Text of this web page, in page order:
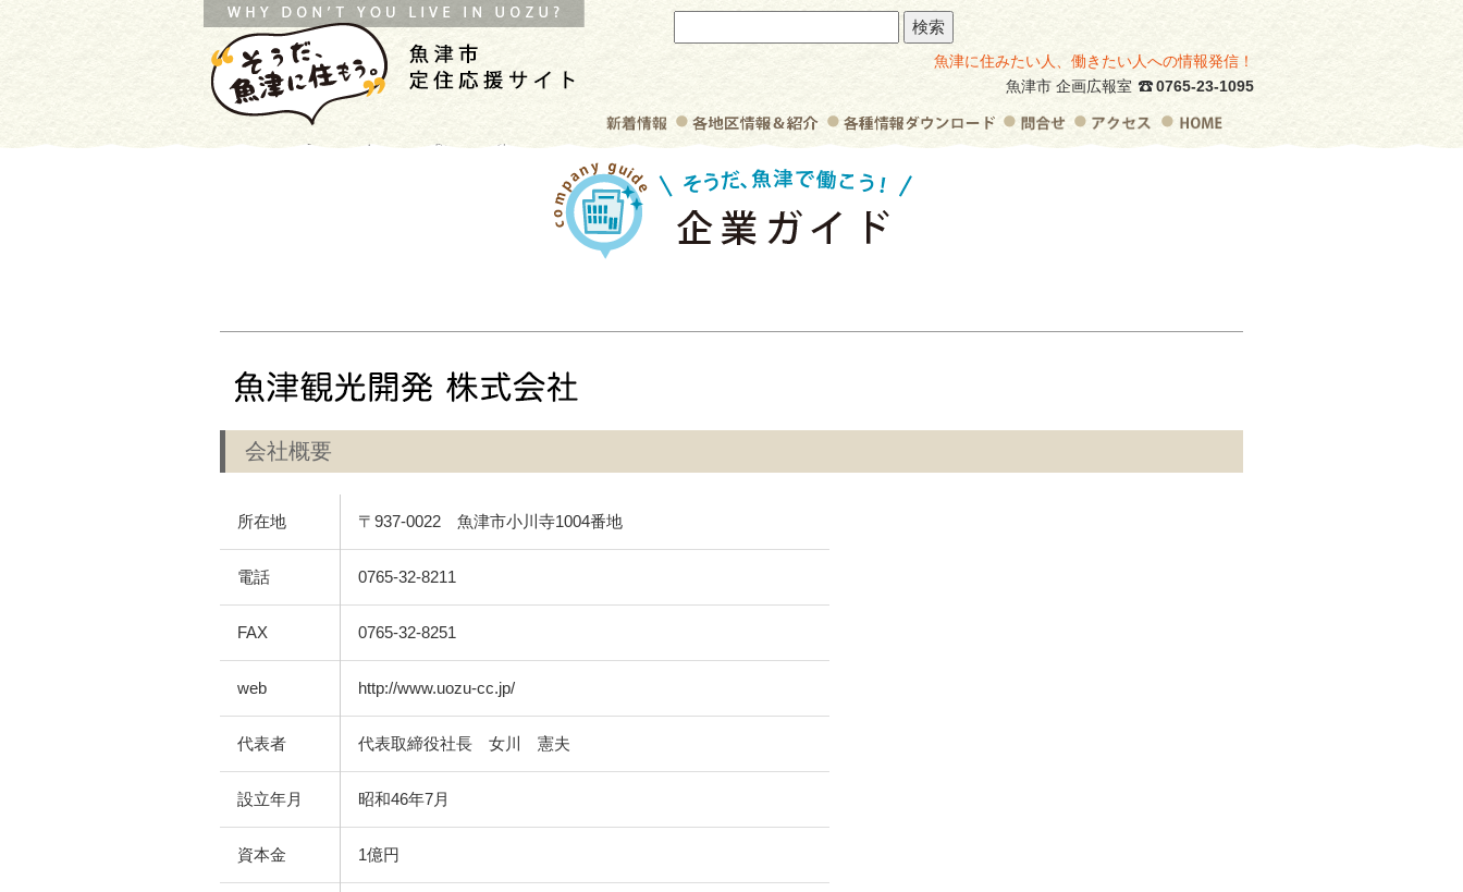
魚津に住みたい人、働きたい人への情報発信！
魚津市 企画広報室
0765-23-1095
会社概要
所在地 〒937-0022 魚津市小川寺1004番地
電話 0765‐32‐8211
FAX 0765‐32‐8251
web http://www.uozu-cc.jp/
代表者 代表取締役社長 女川 憲夫
設立年月 昭和46年7月
資本金 1億円